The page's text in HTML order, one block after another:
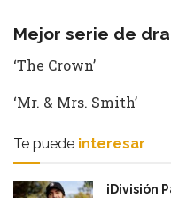
Mejor serie de
‘The Crown’
‘Mr. & Mrs. Smith’
Te puede interesar
¡División